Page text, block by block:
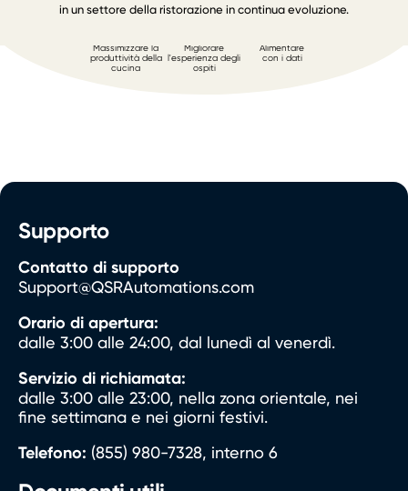
in un settore della ristorazione in continua evoluzione.
Massimizzare la
produttività della
cucina
Migliorare
l'esperienza degli
ospiti
Alimentare
con i dati
Supporto
Contatto di supporto
Support@QSRAutomations.com
Orario di apertura:
dalle 3:00 alle 24:00, dal lunedì al venerdì.
Servizio di richiamata:
dalle 3:00 alle 23:00, nella zona orientale, nei
fine settimana e nei giorni festivi.
Telefono: (855) 980-7328, interno 6